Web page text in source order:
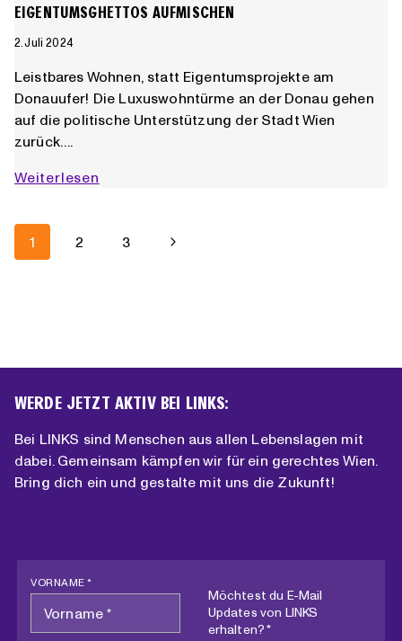
EIGENTUMSGHETTOS AUFMISCHEN
2. Juli 2024
Leistbares Wohnen, statt Eigentumsprojekte am
Donauufer! Die Luxuswohntürme an der Donau gehen
auf die politische Unterstützung der Stadt Wien
zurück….
Weiterlesen
SEITENNAVIGATION
1 2 3
Nächste
WERDE JETZT AKTIV BEI LINKS:
Bei LINKS sind Menschen aus allen Lebenslagen mit
dabei. Gemeinsam kämpfen wir für ein gerechtes Wien.
Bring dich ein und gestalte mit uns die Zukunft!
VORNAME *
Möchtest du E-Mail
Updates von LINKS
erhalten? *